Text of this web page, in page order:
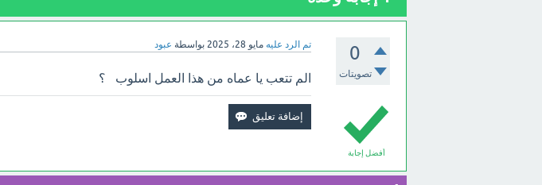
0
تصويتات
تم الرد عليه مايو 28، 2025 بواسطة عبود
أفضل إجابة
الم تتعب يا عماه من هذا العمل اسلوب ؟